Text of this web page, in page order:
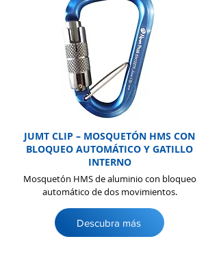
JUMT CLIP – MOSQUETÓN HMS CON
BLOQUEO AUTOMÁTICO Y GATILLO
INTERNO
Mosquetón HMS de aluminio con bloqueo
automático de dos movimientos.
Descubra más